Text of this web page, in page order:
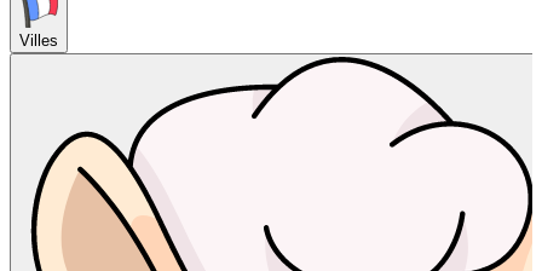
Villes